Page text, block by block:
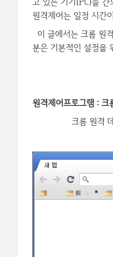
원격제어는 일정 시간
이 글에서는 크롬 원
분은 기본적인 설정을
원격제어프로그램 :
크롬 원격